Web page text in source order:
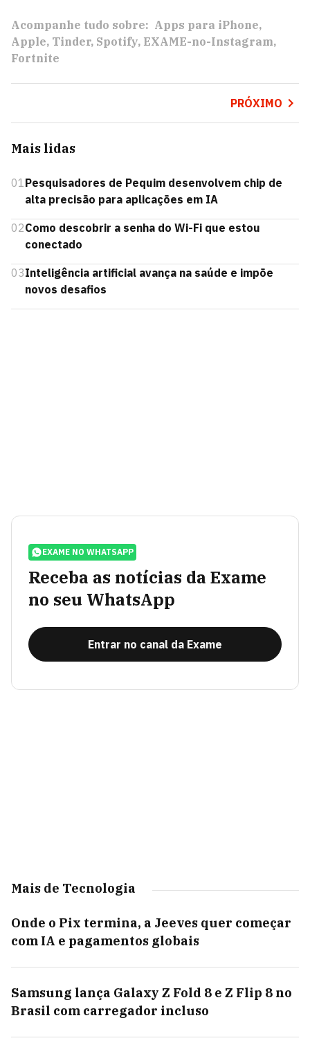
Acompanhe tudo sobre: Apps para iPhone
Apple Tinder Spotify EXAME-no-Instagram
Fortnite
PRÓXIMO
Mais lidas
01Pesquisadores de Pequim desenvolvem chip de
alta precisão para aplicações em IA
02Como descobrir a senha do Wi-Fi que estou
conectado
03Inteligência artificial avança na saúde e impõe
novos desafios
EXAME NO WHATSAPP
Receba as notícias da Exame
no seu WhatsApp
Entrar no canal da Exame
Mais de Tecnologia
Onde o Pix termina, a Jeeves quer começar
com IA e pagamentos globais
Samsung lança Galaxy Z Fold 8 e Z Flip 8 no
Brasil com carregador incluso